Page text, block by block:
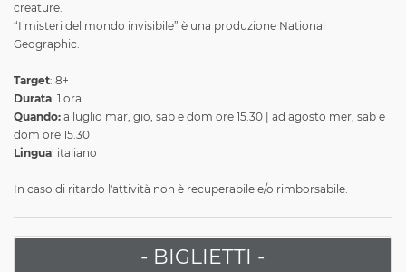
creature.
“I misteri del mondo invisibile” è una produzione National
Geographic.
Target: 8+
Durata: 1 ora
Quando: a luglio mar, gio, sab e dom ore 15.30 | ad agosto mer, sab e
dom ore 15.30
Lingua: italiano
In caso di ritardo l'attività non è recuperabile e/o rimborsabile.
- BIGLIETTI -